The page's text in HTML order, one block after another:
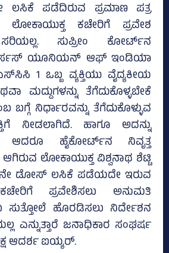
ಪಡೆದಿರುವ ಪ್ರಮಾಣ ಪತ್ರ
ಕಚೇರಿಗೆ ಪ್ರವೇಶ
ಸರಿಯಲ್ಲ. ಸುಪ್ರೀಂ ಕೋರ್ಟ್‌ನ
ಯೂನಿಯನ್‌ ಆಫ್‌ ಇಂಡಿಯಾ
1 ಒಬ್ಬ ವ್ಯಕ್ತಿಯು ವೈದ್ಯಕೀಯ
ಮದ್ದುಗಳನ್ನು ತೆಗೆದುಕೊಳ್ಳಬೇಕೆ
ಬಗ್ಗೆ ನಿರ್ಧಾರವನ್ನು ತೆಗೆದುಕೊಳ್ಳುವ
ನೀಡಲಾಗಿದೆ. ಹಾಗೂ ಅದನ್ನು
ಆದರೂ ಹೈಕೋರ್ಟ್‌ನ ನಿವೃತ್ತ
ಲೋಕಾಯುಕ್ತ ವಿಶ್ವನಾಥ ಶೆಟ್ಟಿ
ಡೋಸ್‌ ಲಸಿಕೆ ಪಡೆಯದೇ ಇರುವ
ಪ್ರವೇಶಿಸಲು ಅನುಮತಿ
ಸುತ್ತೋಲೆ ಹೊರಡಿಸಲು ನಿರ್ದೇಶನ
ಎನ್ನುತ್ತಾರೆ ಜನಾಧಿಕಾರ ಸಂಘರ್ಷ
ಆದರ್ಶ ಐಯ್ಯರ್‌.